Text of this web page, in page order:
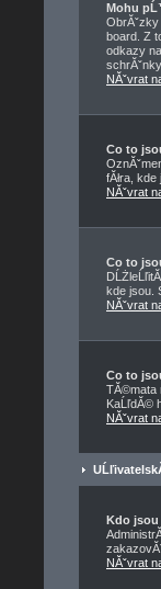
Mohu
board. Z
odkazy
NĂˇvrat
Co to
fĂłra,
NĂˇvrat
Co to
kde jsou.
NĂˇvrat
Co to
TĂ©mata
KaĹľdĂ©
NĂˇvrat
Kdo
NĂˇvrat